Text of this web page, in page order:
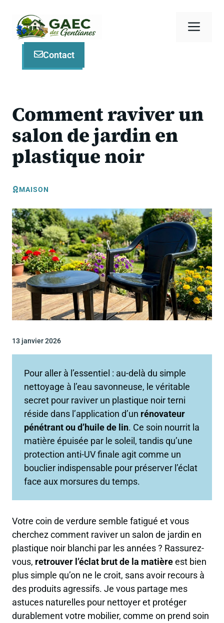
contenu
Contact
Comment raviver un
salon de jardin en
plastique noir
MAISON
13 janvier 2026
Pour aller à l’essentiel : au-delà du simple
nettoyage à l’eau savonneuse, le véritable
secret pour raviver un plastique noir terni
réside dans l’application d’un rénovateur
pénétrant ou d’huile de lin. Ce soin nourrit la
matière épuisée par le soleil, tandis qu’une
protection anti-UV finale agit comme un
bouclier indispensable pour préserver l’éclat
face aux morsures du temps.
Votre coin de verdure semble fatigué et vous
cherchez comment raviver un salon de jardin en
plastique noir blanchi par les années ? Rassurez-
vous, retrouver l’éclat brut de la matièreest bien
plus simple qu’on ne le croit, sans avoir recours à
des produits agressifs. Je vous partage mes
astuces naturelles pour nettoyer et protéger
durablement votre mobilier, comme on prend soin